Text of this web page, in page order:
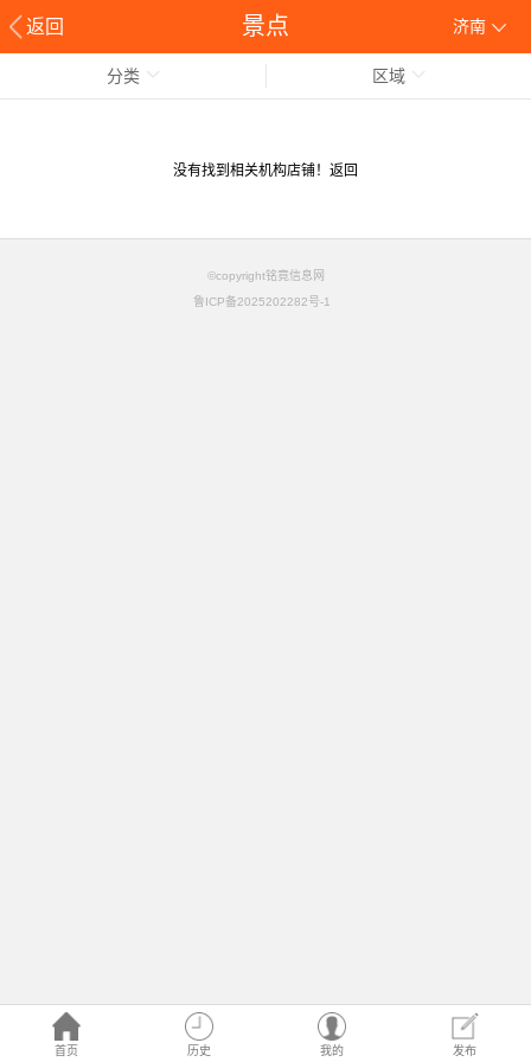
返回 济南
景点
首页 历史 我的 发布
分类 区域
没有找到相关机构店铺！ 返回
©copyright铭竟信息网
鲁ICP备2025202282号-1